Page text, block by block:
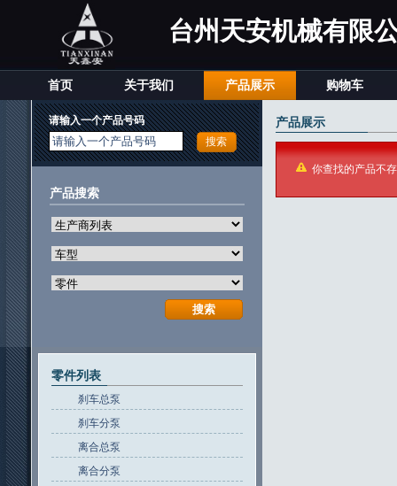
台州天安机械有限
首页 关于我们 产品展示 购物车
产品展示
你查找的产品不
请输入一个产品号码
请输入一个产品号码
产品搜索
零件列表
刹车总泵
刹车分泵
离合总泵
离合分泵